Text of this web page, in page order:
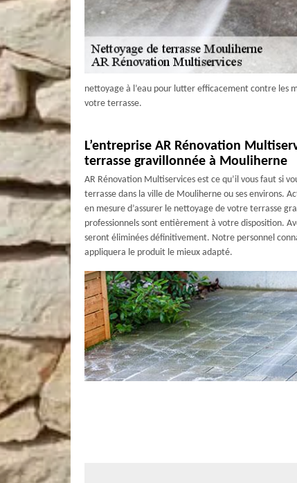
nettoyage à l’eau pour lutter efficacement contre les
votre terrasse.
L’entreprise AR Rénovation
terrasse gravillonnée à Mouliherne
AR Rénovation Multiservices est ce qu’il vous faut si
terrasse dans la ville de Mouliherne ou ses environs.
en mesure d’assurer le nettoyage de votre terrasse
professionnels sont entièrement à votre disposition.
seront éliminées définitivement. Notre personnel
appliquera le produit le mieux adapté.